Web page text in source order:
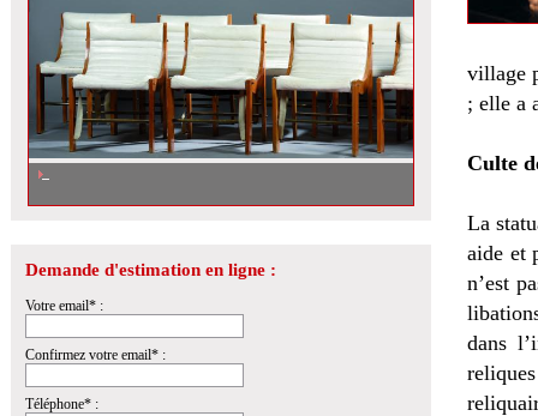
Estimation de chaises de Jacques Quinet, vendues
Demande d'estimation en ligne :
Votre email* :
Confirmez votre email* :
Téléphone* :
village
; elle a
Culte
La
aide et
n’est
dans